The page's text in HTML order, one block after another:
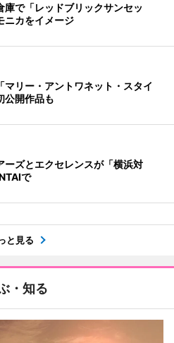
庫で「レッドブリックサンセッ
ニカをイメージ
マリー・アントワネット・スタイ
開作品も
ーズとエクセレンスが「横浜対
で
と見る
・知る